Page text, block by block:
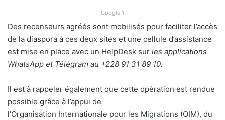
Google 1
Des recenseurs agréés sont mobilisés pour faciliter l’accès
de la diaspora à ces deux sites et une cellule d’assistance
est mise en place avec un HelpDesk sur les applications
WhatsApp et Télégram au +228 91 31 89 10.
Il est à rappeler également que cette opération est rendue
possible grâce à l’appui de
l’Organisation Internationale pour les Migrations (OIM), du